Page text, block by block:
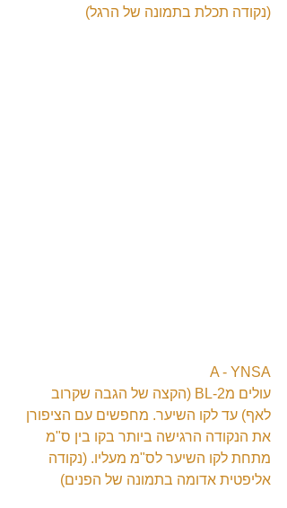
(נקודה תכלת בתמונה של הרגל)
A - YNSA
עולים מBL-2 (הקצה של הגבה שקרוב
לאף) עד לקו השיער. מחפשים עם הציפורן
את הנקודה הרגישה ביותר בקו בין ס"מ
מתחת לקו השיער לס"מ מעליו. (נקודה
אליפטית אדומה בתמונה של הפנים)